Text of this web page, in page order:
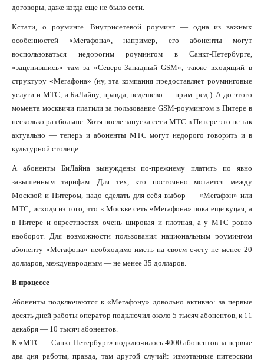
договоры, даже когда еще не было сети.
Кстати, о роуминге. Внутрисетевой роуминг — одна из важных
особенностей «Мегафона», например, его абоненты могут
воспользоваться недорогим роумингом в Санкт-Петербурге,
«зацепившись» там за «Северо-Западный GSM», также входящий в
структуру «Мегафона» (ну, эта компания предоставляет роуминговые
услуги и МТС, и БиЛайну, правда, недешево — прим. ред.). А до этого
момента москвичи платили за пользование GSM-роумингом в Питере в
несколько раз больше. Хотя после запуска сети МТС в Питере это не так
актуально — теперь и абоненты МТС могут недорого говорить и в
культурной столице.
А абоненты БиЛайна вынуждены по-прежнему платить по явно
завышенным тарифам. Для тех, кто постоянно мотается между
Москвой и Питером, надо сделать для себя выбор — «Мегафон» или
МТС, исходя из того, что в Москве сеть «Мегафона» пока еще куцая, а
в Питере и окрестностях очень широкая и плотная, а у МТС ровно
наоборот. Для возможности пользования национальным роумингом
абоненту «Мегафона» необходимо иметь на своем счету не менее 20
долларов, международным — не менее 35 долларов.
В процессе
Абоненты подключаются к «Мегафону» довольно активно: за первые
десять дней работы оператор подключил около 5 тысяч абонентов, к 11
декабря — 10 тысяч абонентов.
К «МТС — Санкт-Петербург» подключилось 4000 абонентов за первые
два дня работы, правда, там другой случай: измотанные питерским